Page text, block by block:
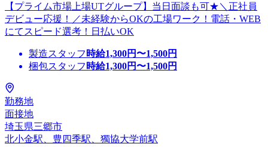
【プライム市場上場UTグループ】当日面談も可★＼正社員
デビュー応援！／未経験からOKの工場ワーク！電話・WEB
にてスピード選考！日払いOK
製造スタッフ 時給1,300円〜1,500円
梱包スタッフ 時給1,300円〜1,500円
勤務地
面接地
埼玉県三郷市
北小金駅、豊四季駅、獨協大学前駅